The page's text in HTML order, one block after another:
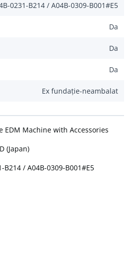
0231-B214 / A04B-0309-B001#E5
Da
Da
Da
Ex fundație-neambalat
EDM Machine with Accessories
(Japan)
/ A04B-0309-B001#E5